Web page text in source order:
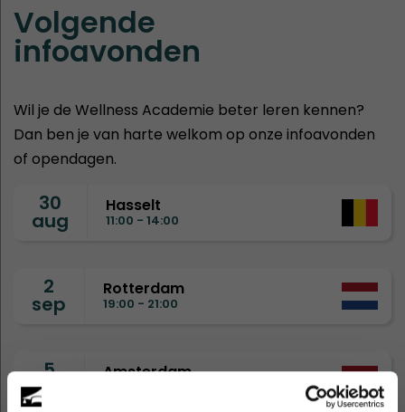
Volgende
infoavonden
Wil je de Wellness Academie beter leren kennen?
Dan ben je van harte welkom op onze infoavonden
of opendagen.
30
aug
Hasselt
11:00 - 14:00
2
sep
Rotterdam
19:00 - 21:00
5
sep
Amsterdam